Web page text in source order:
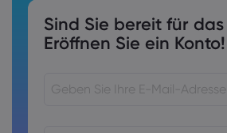
Sind Sie bereit für
Eröffnen Sie ein Konto!